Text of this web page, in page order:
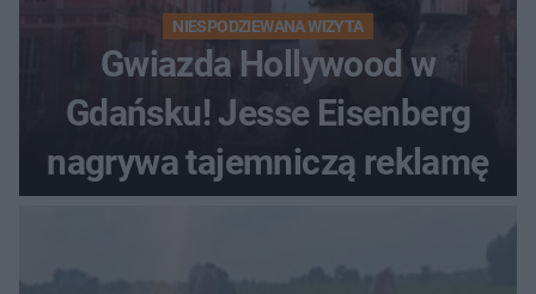
NIESPODZIEWANA WIZYTA
Gwiazda Hollywood w
Gdańsku! Jesse Eisenberg
nagrywa tajemniczą reklamę